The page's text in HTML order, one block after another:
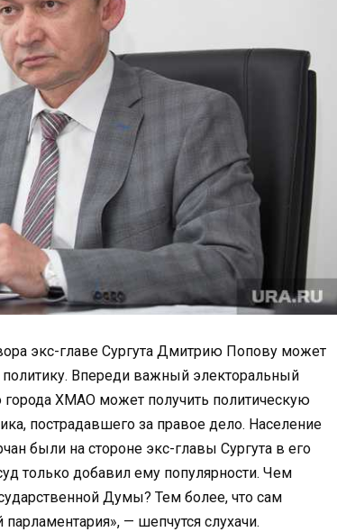
экс-главе Сургута Дмитрию Попову может
Впереди важный электоральный
ХМАО может получить политическую
пострадавшего за правое дело. Население
были на стороне экс-главы Сургута в его
только добавил ему популярности. Чем
Думы? Тем более, что сам
— шепчутся слухачи.